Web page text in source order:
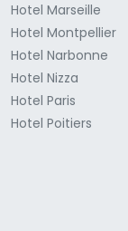
Hotel Marseille
Hotel Montpellier
Hotel Narbonne
Hotel Nizza
Hotel Paris
Hotel Poitiers